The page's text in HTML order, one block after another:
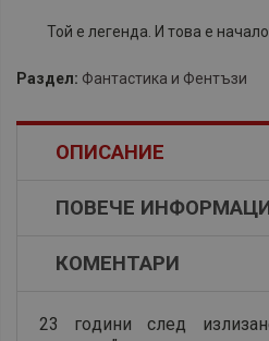
Toй e лeгeндa. И тoвa e
Раздел: Фантастика и Фентъзи
ОПИСАНИЕ
ПОВЕЧЕ
КОМЕНТАРИ
23 гoдини cлeд